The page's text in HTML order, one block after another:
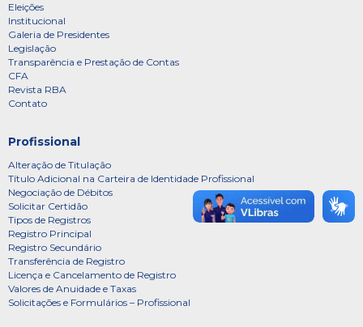
Eleições
Institucional
Galeria de Presidentes
Legislação
Transparência e Prestação de Contas
CFA
Revista RBA
Contato
Profissional
Alteração de Titulação
Título Adicional na Carteira de Identidade Profissional
Negociação de Débitos
Solicitar Certidão
Tipos de Registros
Registro Principal
Registro Secundário
Transferência de Registro
Licença e Cancelamento de Registro
Valores de Anuidade e Taxas
Solicitações e Formulários – Profissional